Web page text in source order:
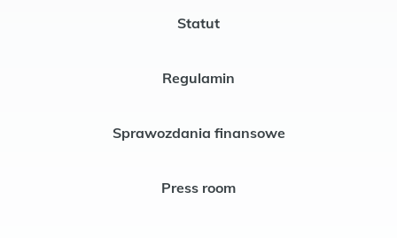
Statut
Regulamin
Sprawozdania finansowe
Press room